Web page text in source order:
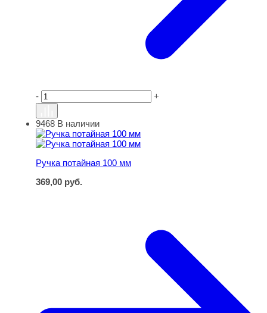
- +
Ручка потайная 100 мм
9468 В наличии
Ручка потайная 100 мм
369,00 руб.